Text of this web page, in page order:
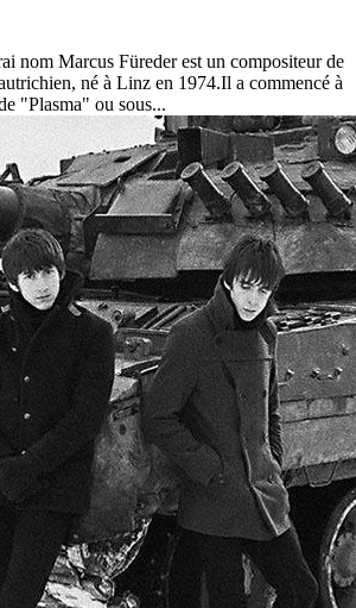
nom Marcus Füreder est un compositeur de
né à Linz en 1974.Il a commencé à
"Plasma" ou sous...